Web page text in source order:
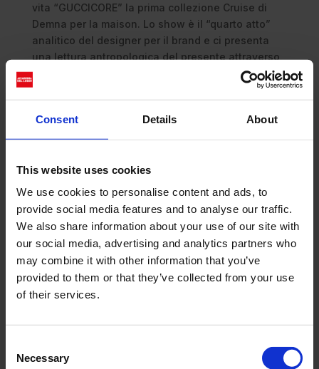
Consent Details About
This website uses cookies
We use cookies to personalise content and ads, to
provide social media features and to analyse our traffic.
We also share information about your use of our site with
our social media, advertising and analytics partners who
may combine it with other information that you’ve
provided to them or that they’ve collected from your use
of their services.
Selection
Necessary
vita “GUCCICORE” la prima collezione Cruise di
Demna per la maison. Lo show è il “quarto atto”
analitico del designer per il brand e ci presenta
una lettura antropologica del presente attraverso
un guardaroba...
Cerca
Recent Posts
Dolce Vita Riviera
Le donne omeriche e l’eterna resistenza: il
coraggio di chi persiste all’ombra degli eroi
Slayyyter e il sogno decadente della provincia
americana: chi è la nuova anti-diva della musica
collaborazione e il lancio della Gel-Resolution™ 5
L’universo crepuscolare di Miu Miu: Hailey Bieber e
Xiao Wen Ju sono le protagoniste della nuova